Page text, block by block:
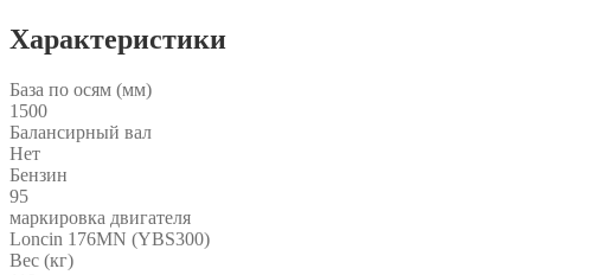
Характеристики
База по осям (мм)
1500
Балансирный вал
Нет
Бензин
95
маркировка двигателя
Loncin 176MN (YBS300)
Вес (кг)